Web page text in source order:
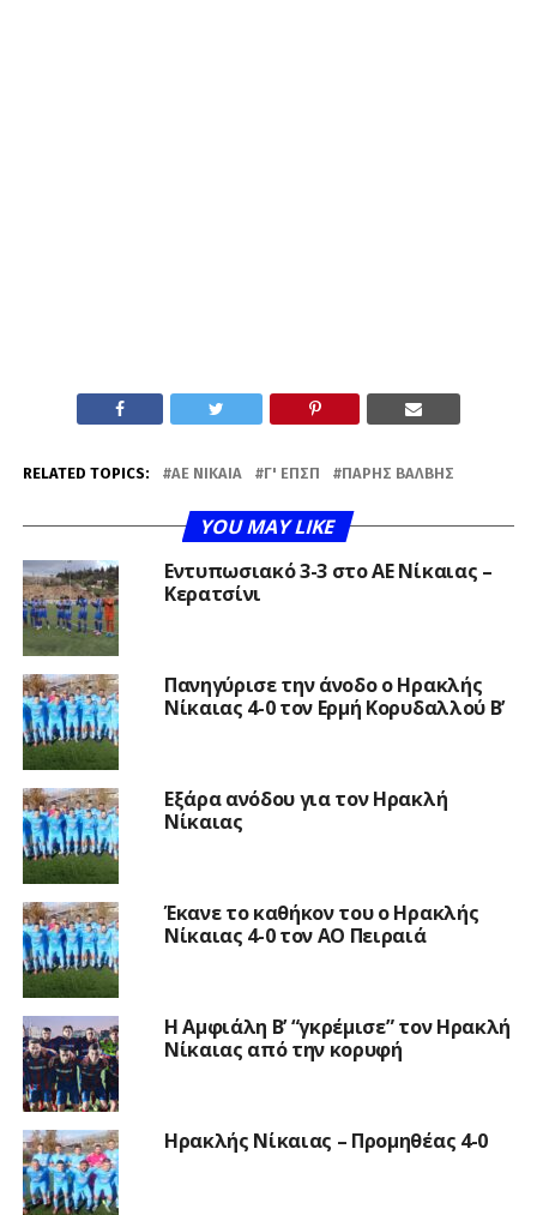
RELATED TOPICS: ΑΕ ΝΊΚΑΙΑ Γ' ΕΠΣΠ ΠΆΡΗΣ ΒΆΛΒΗΣ
YOU MAY LIKE
Εντυπωσιακό 3-3 στο ΑΕ Νίκαιας –
Κερατσίνι
Πανηγύρισε την άνοδο ο Ηρακλής
Νίκαιας 4-0 τον Ερμή Κορυδαλλού Β’
Εξάρα ανόδου για τον Ηρακλή
Νίκαιας
Έκανε το καθήκον του ο Ηρακλής
Νίκαιας 4-0 τον ΑΟ Πειραιά
Η Αμφιάλη Β’ “γκρέμισε” τον Ηρακλή
Νίκαιας από την κορυφή
Ηρακλής Νίκαιας – Προμηθέας 4-0